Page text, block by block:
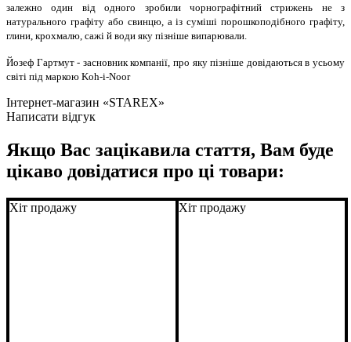
залежно один від одного зробили чорнографітний стрижень не з
натурального графіту або свинцю, а із суміші порошкоподібного графіту,
глини, крохмалю, сажі й води яку пізніше випарювали.
Йозеф Гартмут - засновник компанії, про яку пізніше довідаються в усьому
світі під маркою Koh-i-Noor
Інтернет-магазин «STAREX»
Написати відгук
Якщо Вас зацікавила стаття, Вам буде
цікаво довідатися про ці товари:
Хіт продажу Хіт продажу